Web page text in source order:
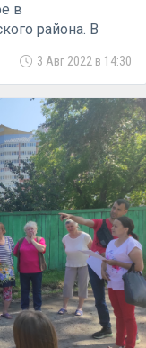
в
района. В
Юрий Тунгусов и
Маугида
пришлось
3 Авг 2022 в 14:30